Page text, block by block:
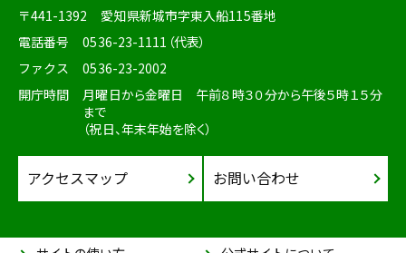
〒441-1392
愛知県新城市字東入船115番地
電話番号
0536-23-1111（代表）
ファクス
0536-23-2002
開庁時間
月曜日から金曜日 午前８時３０分から午後５時１５分
まで
（祝日、年末年始を除く）
アクセスマップ お問い合わせ